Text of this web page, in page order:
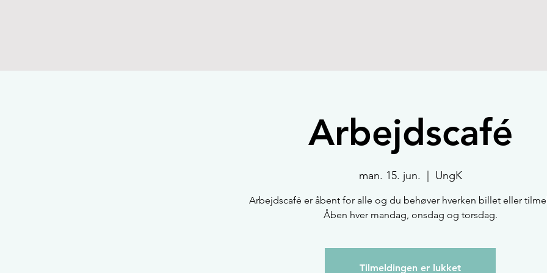
Arbejdscafé
man. 15. jun. UngK
Arbejdscafé er åbent for alle og du behøver hverken billet eller
Åben hver mandag, onsdag og torsdag.
Tilmeldingen er lukket